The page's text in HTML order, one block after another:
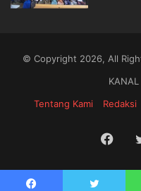
© Copyright 2026, All
KANAL
Tentang Kami
Redaksi